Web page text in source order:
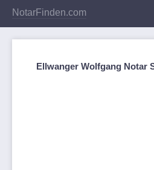
NotarFinden.com
Ellwanger Wolfgang Notar